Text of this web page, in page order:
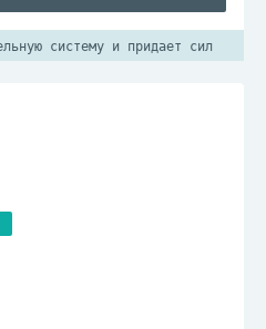
систему и придает сил